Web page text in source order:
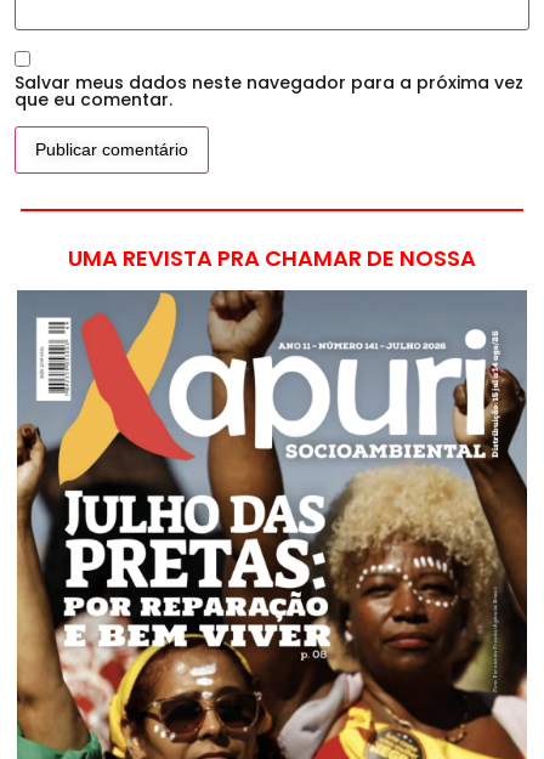
Salvar meus dados neste navegador para a próxima vez
que eu comentar.
UMA REVISTA PRA CHAMAR DE NOSSA